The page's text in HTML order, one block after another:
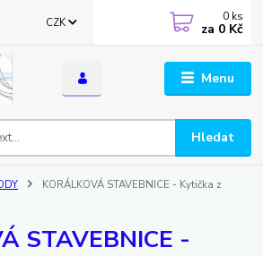
Menu
CZK
Hledat
0 ks
za 0 Kč
KORÁLKOVÁ STAVEBNICE - Kytička z
STAVEBNICE -